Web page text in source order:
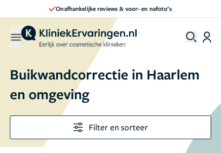
Direct een afspraak maken
Buikwandcorrectie in Haarlem
en omgeving
Filter en sorteer